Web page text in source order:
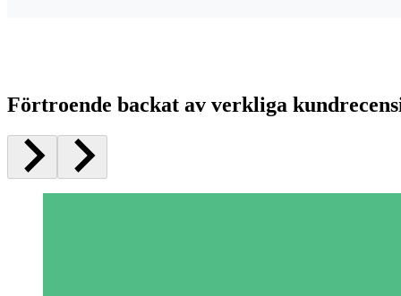
Förtroende backat av verkliga